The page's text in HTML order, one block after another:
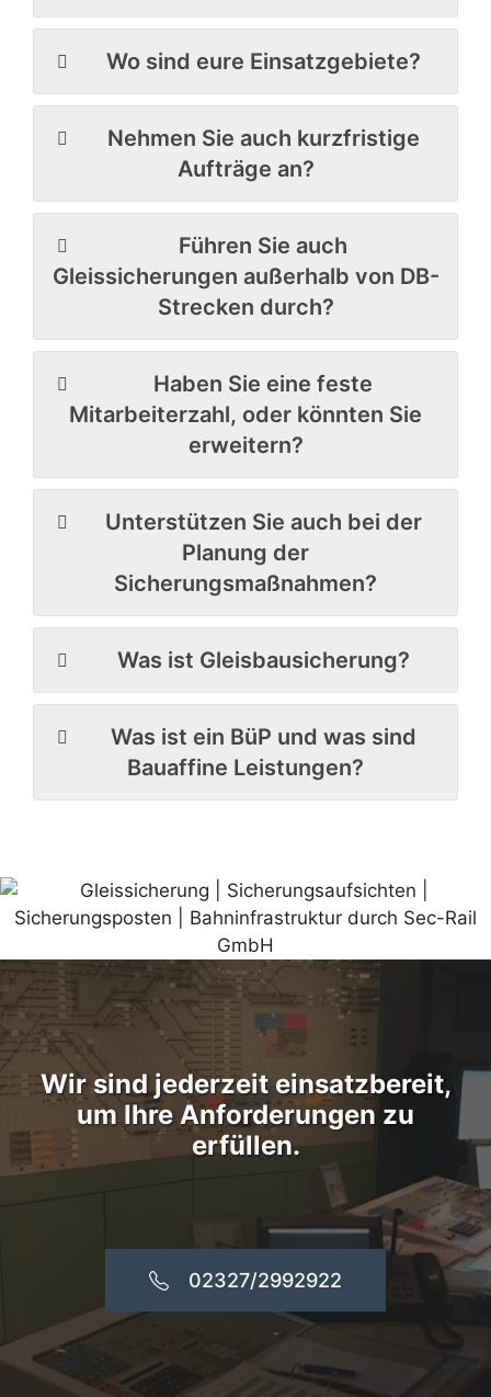
Wo sind eure Einsatzgebiete?
Nehmen Sie auch kurzfristige
Aufträge an?
Führen Sie auch
Gleissicherungen außerhalb von DB-
Strecken durch?
Haben Sie eine feste
Mitarbeiterzahl, oder könnten Sie
erweitern?
Unterstützen Sie auch bei der
Planung der
Sicherungsmaßnahmen?
Was ist Gleisbausicherung?
Was ist ein BüP und was sind
Bauaffine Leistungen?
Wir sind jederzeit einsatzbereit,
um Ihre Anforderungen zu
erfüllen.
02327/2992922